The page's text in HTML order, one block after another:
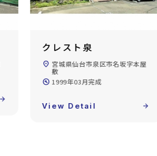
ブルハウス
location_on 宮城県仙台市泉区松陵2丁目
1988年04月完成